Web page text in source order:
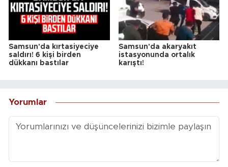
Samsun'da kırtasiyeciye
saldırı! 6 kişi birden
dükkanı bastılar
Samsun'da akaryakıt
istasyonunda ortalık
karıştı!
Yorumlar